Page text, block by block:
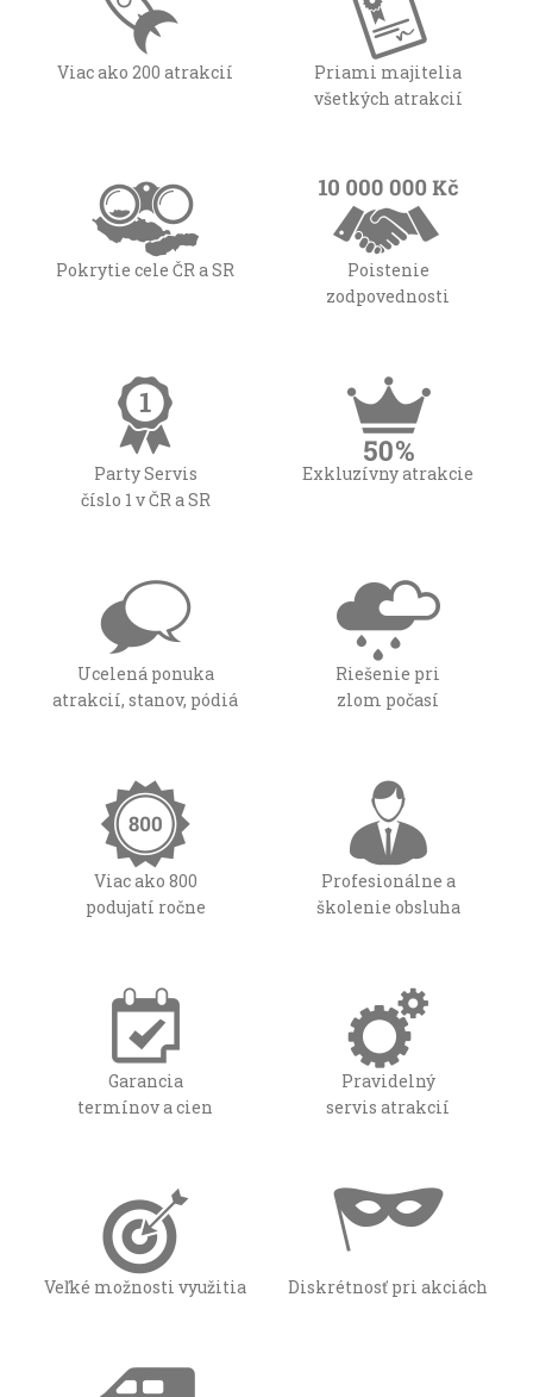
Viac ako 200 atrakcií
Priami majitelia
všetkých atrakcií
Pokrytie cele ČR a SR
Poistenie
zodpovednosti
Party Servis
číslo 1 v ČR a SR
Exkluzívny atrakcie
Ucelená ponuka
atrakcií, stanov, pódiá
Riešenie pri
zlom počasí
Viac ako 800
podujatí ročne
Profesionálne a
školenie obsluha
Garancia
termínov a cien
Pravidelný
servis atrakcií
Veľké možnosti využitia Diskrétnosť pri akciách